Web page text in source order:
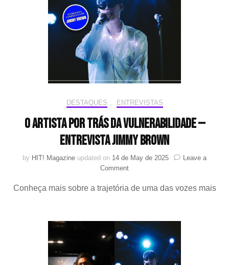
DESTAQUES ENTREVISTAS
O artista por trás da vulnerabilidade —
Entrevista Jimmy Brown
by HIT! Magazine updated on 14 de May de 2025
Leave a
Commenton
artista
vulnerabilidade
—
Entrevista
Jimmy
Conheça mais sobre a trajetória de uma das vozes mais